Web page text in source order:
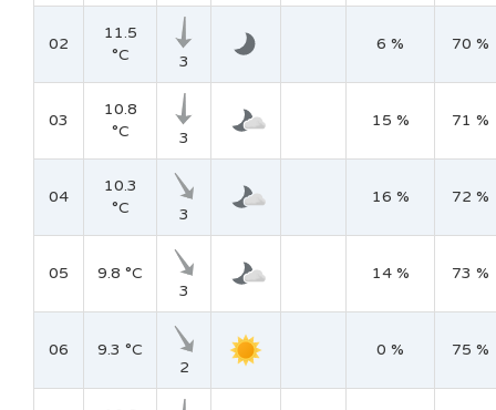
02
11.5
°C
3
6 % 70 %
03
10.8
°C
3
15 % 71 %
04
10.3
°C
3
16 % 72 %
05
9.8 °C
3
14 % 73 %
06
9.3 °C
2
0 % 75 %